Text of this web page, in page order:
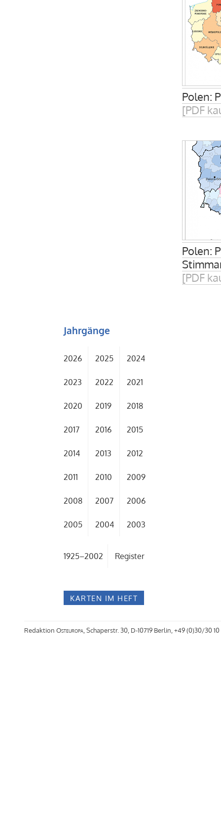
Polen:
[PDF
Polen:
[PDF
Jahrgänge
2026 2025 2024
2023 2022 2021
2020 2019 2018
2017 2016 2015
2014 2013 2012
2011 2010 2009
2008 2007 2006
2005 2004 2003
1925–2002 Register
KARTEN IM HEFT
Redaktion Osteuropa , Schaperstr. 30, D-10719 Berlin, +49 (0)30/30